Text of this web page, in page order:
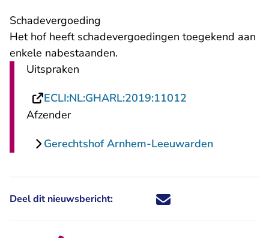
Schadevergoeding
Het hof heeft schadevergoedingen toegekend aan
enkele nabestaanden.
Uitspraken
ECLI:NL:GHARL:2019:11012
Afzender
Gerechtshof Arnhem-Leeuwarden
Deel dit nieuwsbericht: Deel dit nieuwsbericht via X -
Deel dit nieuwsbericht via
Deel dit nieuwsbericht
Deel dit